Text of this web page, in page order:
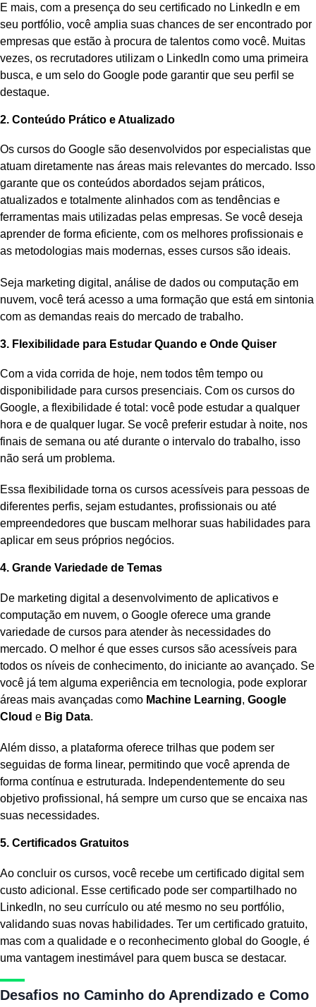
E mais, com a presença do seu certificado no LinkedIn e em
seu portfólio, você amplia suas chances de ser encontrado por
empresas que estão à procura de talentos como você. Muitas
vezes, os recrutadores utilizam o LinkedIn como uma primeira
busca, e um selo do Google pode garantir que seu perfil se
destaque.
2. Conteúdo Prático e Atualizado
Os cursos do Google são desenvolvidos por especialistas que
atuam diretamente nas áreas mais relevantes do mercado. Isso
garante que os conteúdos abordados sejam práticos,
atualizados e totalmente alinhados com as tendências e
ferramentas mais utilizadas pelas empresas. Se você deseja
aprender de forma eficiente, com os melhores profissionais e
as metodologias mais modernas, esses cursos são ideais.
Seja marketing digital, análise de dados ou computação em
nuvem, você terá acesso a uma formação que está em sintonia
com as demandas reais do mercado de trabalho.
3. Flexibilidade para Estudar Quando e Onde Quiser
Com a vida corrida de hoje, nem todos têm tempo ou
disponibilidade para cursos presenciais. Com os cursos do
Google, a flexibilidade é total: você pode estudar a qualquer
hora e de qualquer lugar. Se você preferir estudar à noite, nos
finais de semana ou até durante o intervalo do trabalho, isso
não será um problema.
Essa flexibilidade torna os cursos acessíveis para pessoas de
diferentes perfis, sejam estudantes, profissionais ou até
empreendedores que buscam melhorar suas habilidades para
aplicar em seus próprios negócios.
4. Grande Variedade de Temas
De marketing digital a desenvolvimento de aplicativos e
computação em nuvem, o Google oferece uma grande
variedade de cursos para atender às necessidades do
mercado. O melhor é que esses cursos são acessíveis para
todos os níveis de conhecimento, do iniciante ao avançado. Se
você já tem alguma experiência em tecnologia, pode explorar
áreas mais avançadas como Machine Learning, Google
Cloud e Big Data.
Além disso, a plataforma oferece trilhas que podem ser
seguidas de forma linear, permitindo que você aprenda de
forma contínua e estruturada. Independentemente do seu
objetivo profissional, há sempre um curso que se encaixa nas
suas necessidades.
5. Certificados Gratuitos
Ao concluir os cursos, você recebe um certificado digital sem
custo adicional. Esse certificado pode ser compartilhado no
LinkedIn, no seu currículo ou até mesmo no seu portfólio,
validando suas novas habilidades. Ter um certificado gratuito,
mas com a qualidade e o reconhecimento global do Google, é
uma vantagem inestimável para quem busca se destacar.
Desafios no Caminho do Aprendizado e Como